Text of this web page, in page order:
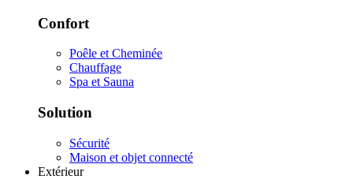
Confort
Poêle et Cheminée
Chauffage
Spa et Sauna
Solution
Sécurité
Maison et objet connecté
Extérieur